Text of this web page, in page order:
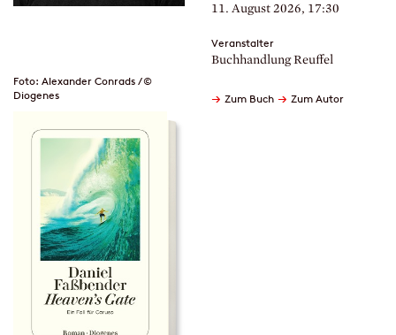
Foto: Alexander Conrads / ©
Diogenes
11. August 2026, 17:30
Veranstalter
Buchhandlung Reuffel
→ Zum Buch → Zum Autor